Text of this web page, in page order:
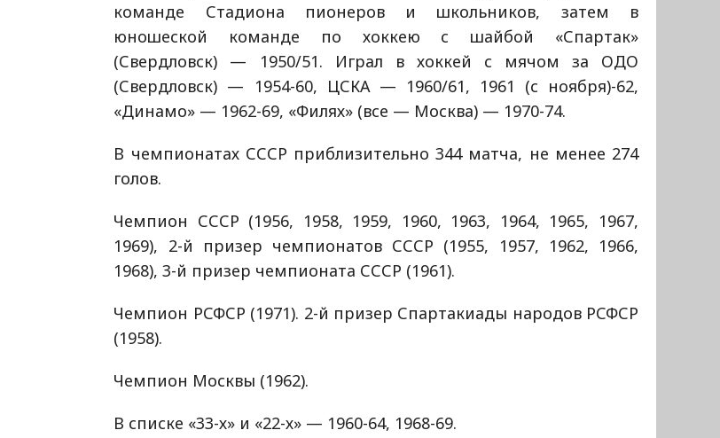
команде Стадиона пионеров и школьников, затем в
юношеской команде по хоккею с шайбой «Спартак»
(Свердловск) — 1950/51. Играл в хоккей с мячом за ОДО
(Свердловск) — 1954-60, ЦСКА — 1960/61, 1961 (с ноября)-62,
«Динамо» — 1962-69, «Филях» (все — Москва) — 1970-74.
В чемпионатах СССР приблизительно 344 матча, не менее 274
голов.
Чемпион СССР (1956, 1958, 1959, 1960, 1963, 1964, 1965, 1967,
1969), 2-й призер чемпионатов СССР (1955, 1957, 1962, 1966,
1968), 3-й призер чемпионата СССР (1961).
Чемпион РСФСР (1971). 2-й призер Спартакиады народов РСФСР
(1958).
Чемпион Москвы (1962).
В списке «33-х» и «22-х» — 1960-64, 1968-69.